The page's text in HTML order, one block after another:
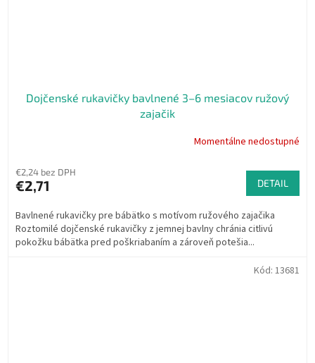
Dojčenské rukavičky bavlnené 3–6 mesiacov ružový
zajačik
Momentálne nedostupné
€2,24 bez DPH
€2,71 DETAIL
Bavlnené rukavičky pre bábätko s motívom ružového zajačika
Roztomilé dojčenské rukavičky z jemnej bavlny chránia citlivú
pokožku bábätka pred poškriabaním a zároveň potešia...
Kód: 13681